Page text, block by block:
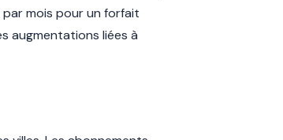
mois pour un forfait
augmentations liées à